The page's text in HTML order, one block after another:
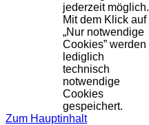
jederzeit möglich.
Mit dem Klick auf
„Nur notwendige
Cookies” werden
lediglich
technisch
notwendige
Cookies
gespeichert.
Zum Hauptinhalt